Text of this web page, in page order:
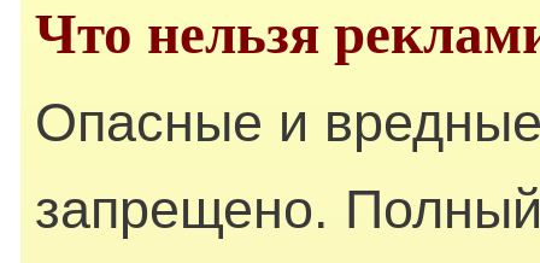
Что нельзя
Опасные и
запрещено.